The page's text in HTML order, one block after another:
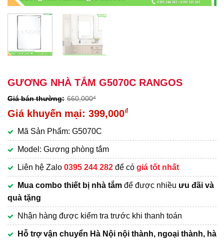
GƯƠNG NHÀ TẮM G5070C RANGOS
660,000₫
Giá
là:
660,000₫.
399,000₫
hiện
tại
là:
399,000₫.
Mã Sản Phẩm: G5070C
Model: Gương phòng tắm
Liên hệ Zalo 0395 244 282 để có giá tốt nhất
Mua combo thiết bị nhà tắm để được nhiều ưu đãi và
quà tặng
Nhận hàng được kiểm tra trước khi thanh toán
Hỗ trợ vận chuyển Hà Nội nội thành, ngoại thành, hà